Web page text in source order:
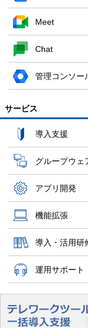
Meet
Chat
管理コンソー
サービス
導入支援
グループウェ
アプリ開発
機能拡張
導入・活用研
運用サポート